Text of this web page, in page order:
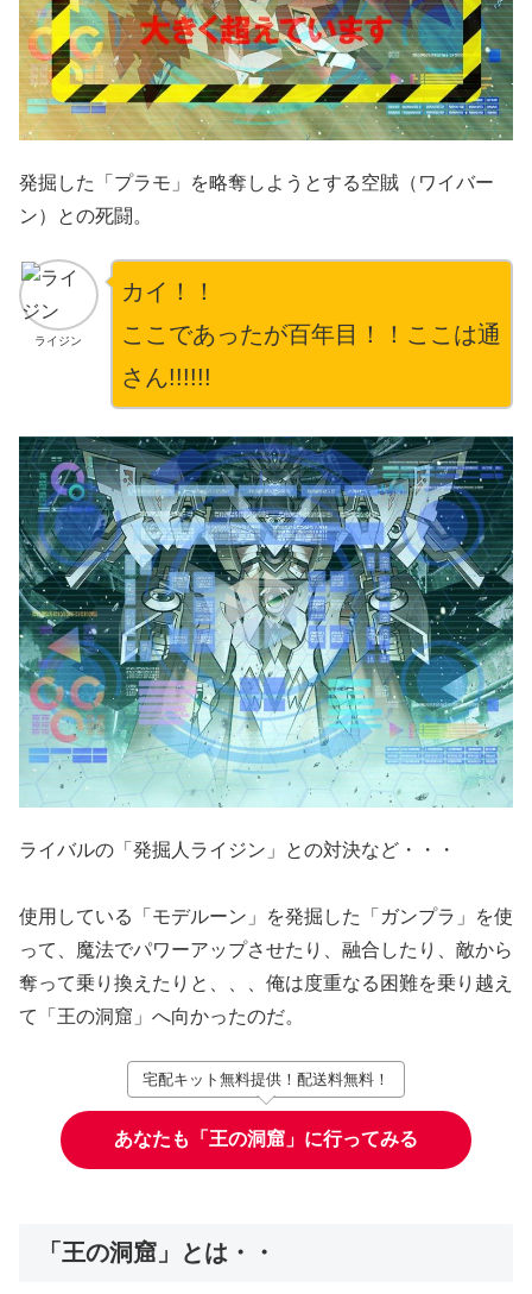
発掘した「プラモ」を略奪しようとする空賊（ワイバー
ン）との死闘。
ライジン
カイ！！
ここであったが百年目！！ここは通
さん!!!!!!
ライバルの「発掘人ライジン」との対決など・・・
使用している「モデルーン」を発掘した「ガンプラ」を使
って、魔法でパワーアップさせたり、融合したり、敵から
奪って乗り換えたりと、、、俺は度重なる困難を乗り越え
て「王の洞窟」へ向かったのだ。
宅配キット無料提供！配送料無料！
あなたも「王の洞窟」に行ってみる
「王の洞窟」とは・・